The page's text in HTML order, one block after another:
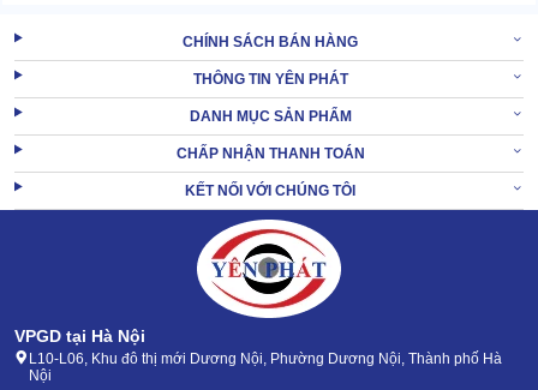
CHÍNH SÁCH BÁN HÀNG
THÔNG TIN YÊN PHÁT
DANH MỤC SẢN PHẨM
CHẤP NHẬN THANH TOÁN
KẾT NỐI VỚI CHÚNG TÔI
VPGD tại Hà Nội
L10-L06, Khu đô thị mới Dương Nội, Phường Dương Nội, Thành phố Hà
Nội